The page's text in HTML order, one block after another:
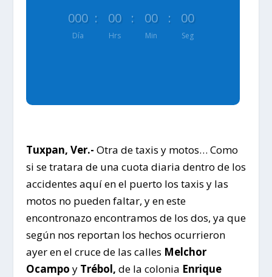
000
Día
: 00
Hrs
: 00
Min
: 00
Seg
Tuxpan, Ver.- Otra de taxis y motos… Como
si se tratara de una cuota diaria dentro de los
accidentes aquí en el puerto los taxis y las
motos no pueden faltar, y en este
encontronazo encontramos de los dos, ya que
según nos reportan los hechos ocurrieron
ayer en el cruce de las calles Melchor
Ocampo y Trébol, de la colonia Enrique